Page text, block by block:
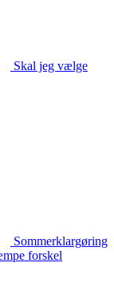
Skal jeg vælge
Sommerklargøring
forskel